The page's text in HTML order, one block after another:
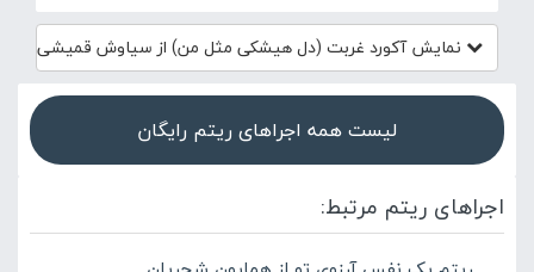
نمایش آکورد غربت (دل هیشکی مثل من) از سیاوش قمیشی
لیست همه اجراهای ریتم رایگان
اجراهای ریتم مرتبط: